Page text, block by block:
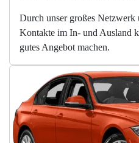
Durch unser großes Netzwerk
Kontakte im In- und Ausland
gutes Angebot machen.